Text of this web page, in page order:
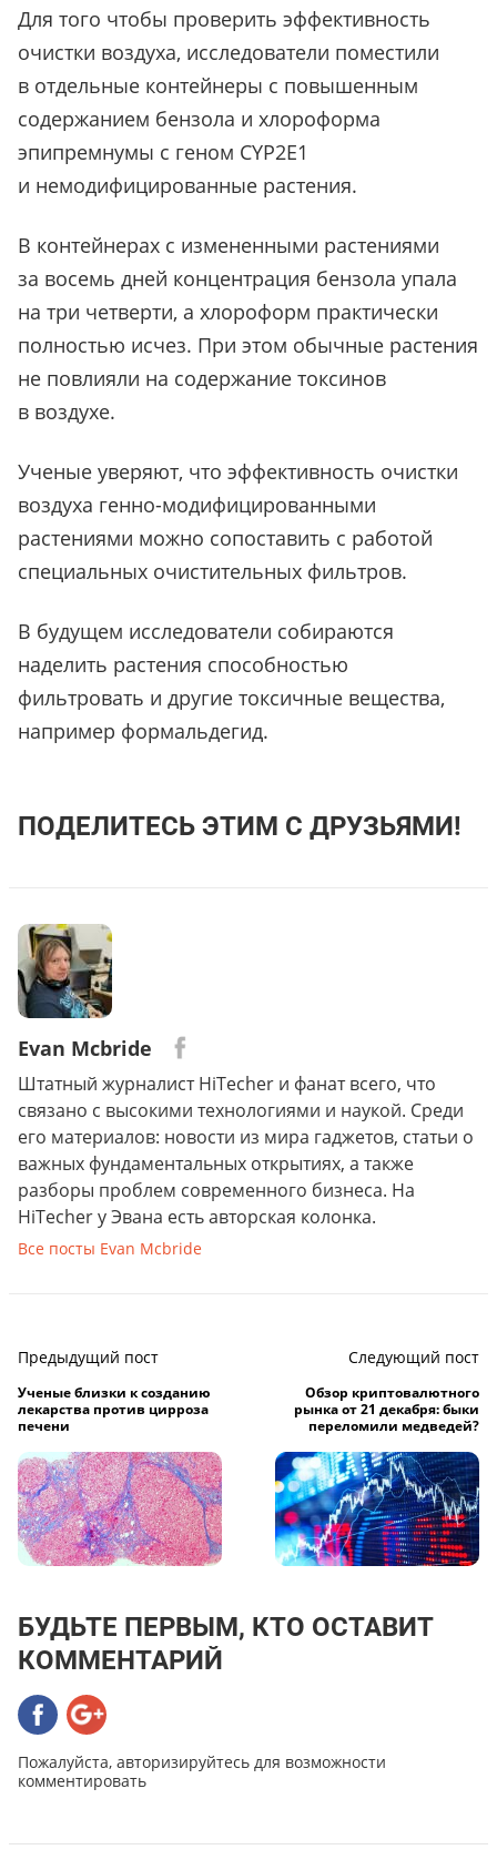
Для того чтобы проверить эффективность
очистки воздуха, исследователи поместили
в отдельные контейнеры с повышенным
содержанием бензола и хлороформа
эпипремнумы с геном CYP2E1
и немодифицированные растения.
В контейнерах с измененными растениями
за восемь дней концентрация бензола упала
на три четверти, а хлороформ практически
полностью исчез. При этом обычные растения
не повлияли на содержание токсинов
в воздухе.
Ученые уверяют, что эффективность очистки
воздуха генно-модифицированными
растениями можно сопоставить с работой
специальных очистительных фильтров.
В будущем исследователи собираются
наделить растения способностью
фильтровать и другие токсичные вещества,
например формальдегид.
ПОДЕЛИТЕСЬ ЭТИМ С ДРУЗЬЯМИ!
Evan Mcbride
Штатный журналист HiTecher и фанат всего, что
связано с высокими технологиями и наукой. Среди
его материалов: новости из мира гаджетов, статьи о
важных фундаментальных открытиях, а также
разборы проблем современного бизнеса. На
HiTecher у Эвана есть авторская колонка.
Все посты Evan Mcbride
Предыдущий пост
Ученые близки к созданию
лекарства против цирроза
печени
Следующий пост
Обзор криптовалютного
рынка от 21 декабря: быки
переломили медведей?
БУДЬТЕ ПЕРВЫМ, КТО ОСТАВИТ
КОММЕНТАРИЙ
Пожалуйста, авторизируйтесь для возможности
комментировать